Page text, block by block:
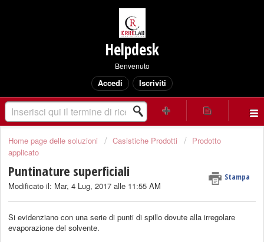
Helpdesk
Benvenuto
Accedi Iscriviti
Home page delle soluzioni Casistiche Prodotti
Prodotto
applicato
Puntinature superficiali Stampa
Modificato il: Mar, 4 Lug, 2017 alle 11:55 AM
Si evidenziano con una serie di punti di spillo dovute alla irregolare
evaporazione del solvente.